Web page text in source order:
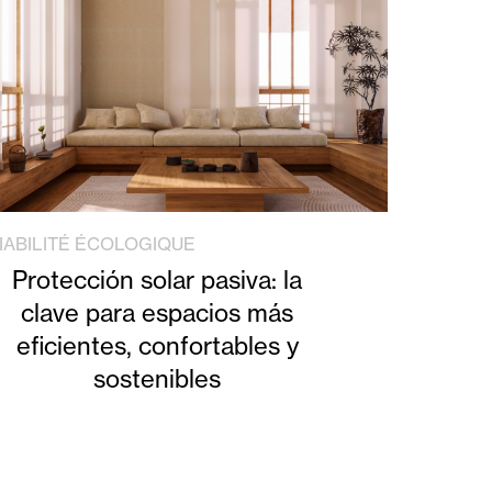
ÉCOLOGIQUE
Protección solar pasiva: la
clave para espacios más
eficientes, confortables y
sostenibles